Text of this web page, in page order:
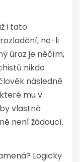
i tato
ne-li
úraz je něčím,
nikdo
následně
mu v
vlastně
není žádoucí.
Logicky